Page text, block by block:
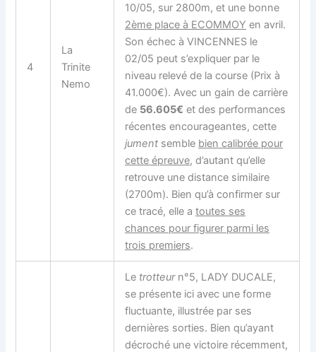
4
La
Trinite
Nemo
10/05, sur 2800m, et une bonne
2ème place à ECOMMOY en avril.
Son échec à VINCENNES le
02/05 peut s’expliquer par le
niveau relevé de la course (Prix à
41.000€). Avec un gain de carrière
de 56.605€ et des performances
récentes encourageantes, cette
jument semble bien calibrée pour
cette épreuve, d’autant qu’elle
retrouve une distance similaire
(2700m). Bien qu’à confirmer sur
ce tracé, elle atoutes ses
chances pour figurer parmi les
trois premiers.
Le trotteurn°5, LADY DUCALE,
se présente ici avec une forme
fluctuante, illustrée par ses
dernières sorties. Bien qu’ayant
décroché une victoire récemment,